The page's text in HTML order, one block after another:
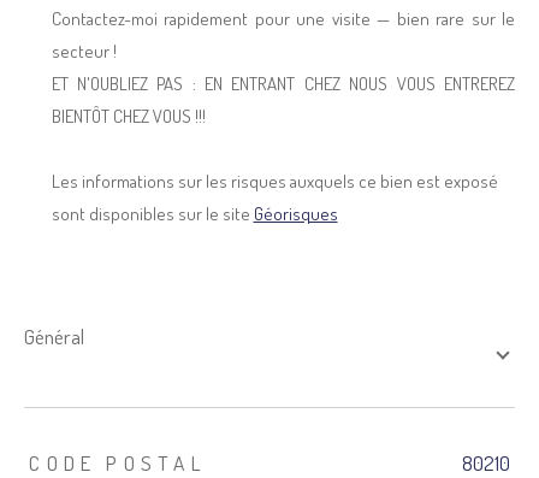
Contactez-moi rapidement pour une visite — bien rare sur le
secteur !
ET N'OUBLIEZ PAS : EN ENTRANT CHEZ NOUS VOUS ENTREREZ
BIENTÔT CHEZ VOUS !!!
Les informations sur les risques auxquels ce bien est exposé
sont disponibles sur le site Géorisques
général
TRAD_ZEPHYR_Caracteristique
CODE POSTAL 80210